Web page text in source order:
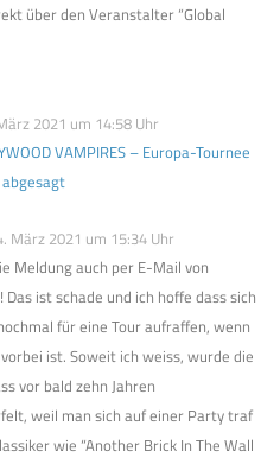
über den Veranstalter “Global
2021 um 14:58 Uhr
VAMPIRES – Europa-Tournee
März 2021 um 15:34 Uhr
Meldung auch per E-Mail von
ist schade und ich hoffe dass sich
für eine Tour aufraffen, wenn
ist. Soweit ich weiss, wurde die
vor bald zehn Jahren
weil man sich auf einer Party traf
wie “Another Brick In The Wall